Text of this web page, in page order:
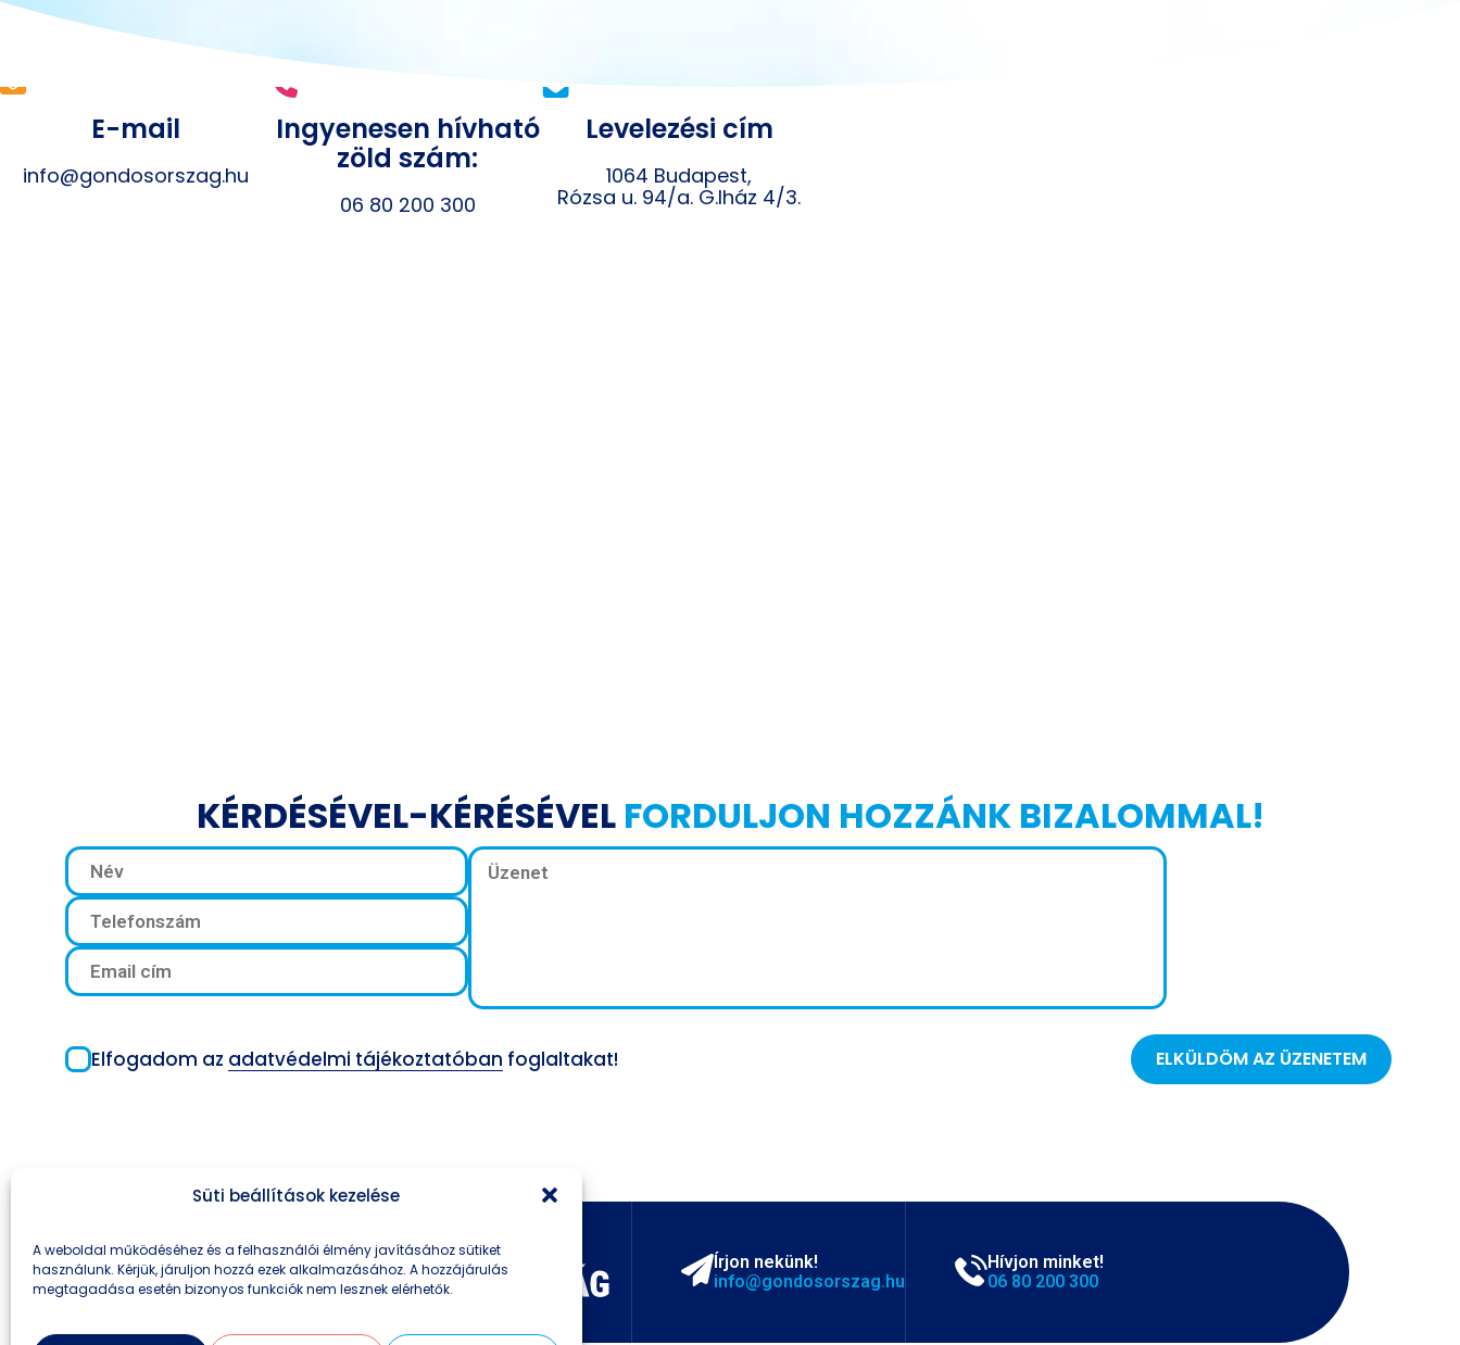
Süti beállítások kezelése
A weboldal működéséhez és a felhasználói élmény javításához sütiket
használunk. Kérjük, járuljon hozzá ezek alkalmazásához. A hozzájárulás
megtagadása esetén bizonyos funkciók nem lesznek elérhetők.
E-mail
info@gondosorszag.hu
Ingyenesen hívható
zöld szám:
06 80 200 300
Levelezési cím
1064 Budapest,
Rózsa u. 94/a. G.lház 4/3.
KÉRDÉSÉVEL-KÉRÉSÉVEL FORDULJON HOZZÁNK BIZALOMMAL!
Elfogadom az adatvédelmi tájékoztatóban foglaltakat! ELKÜLDÖM AZ ÜZENETEM
Írjon nekünk!
info@gondosorszag.hu
Hívjon minket!
06 80 200 300